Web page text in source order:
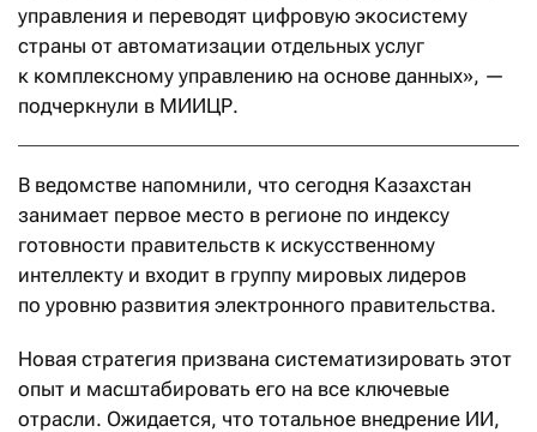
управления и переводят цифровую экосистему
страны от автоматизации отдельных услуг
к комплексному управлению на основе данных», —
подчеркнули в МИИЦР.
В ведомстве напомнили, что сегодня Казахстан
занимает первое место в регионе по индексу
готовности правительств к искусственному
интеллекту и входит в группу мировых лидеров
по уровню развития электронного правительства.
Новая стратегия призвана систематизировать этот
опыт и масштабировать его на все ключевые
отрасли. Ожидается, что тотальное внедрение ИИ,